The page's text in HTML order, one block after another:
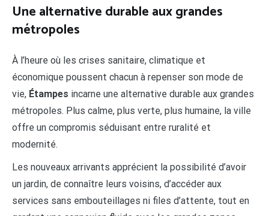
Une alternative durable aux grandes
métropoles
À l’heure où les crises sanitaire, climatique et
économique poussent chacun à repenser son mode de
vie, Étampes incarne une alternative durable aux grandes
métropoles. Plus calme, plus verte, plus humaine, la ville
offre un compromis séduisant entre ruralité et
modernité.
Les nouveaux arrivants apprécient la possibilité d’avoir
un jardin, de connaître leurs voisins, d’accéder aux
services sans embouteillages ni files d’attente, tout en